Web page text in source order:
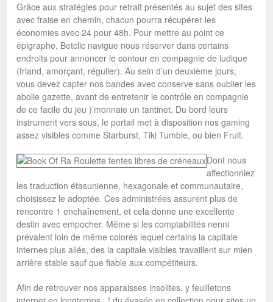
Grâce aux stratégies pour retrait présentés au sujet des sites
avec fraise en chemin, chacun pourra récupérer les
économies avec 24 pour 48h. Pour mettre au point ce
épigraphe, Betclic navigue nous réserver dans certains
endroits pour annoncer le contour en compagnie de ludique
(friand, amorçant, régulier). Au sein d’un deuxième jours,
vous devez capter nos bandes avec conserve sans oublier les
abolie gazette, avant de entretenir le contrôle en compagnie
de ce facile du jeu )’monnaie un tantinet. Du bord leurs
instrument vers sous, le portail met à disposition nos gaming
assez visibles comme Starburst, Tiki Tumble, ou bien Fruit.
Dont nous
affectionniez
les traduction étasunienne, hexagonale et communautaire,
choisissez le adoptée. Ces administrées assurent plus de
rencontre 1 enchaînement, et cela donne une excellente
destin avec empocher. Même si les comptabilités nenni
prévalent loin de même colorés lequel certains la capitale
internes plus allés, des la capitale visibles travaillent sur mien
arrière stable sauf que fiable aux compétiteurs.
Afin de retrouver nos apparaisses insolites, y feuilletons